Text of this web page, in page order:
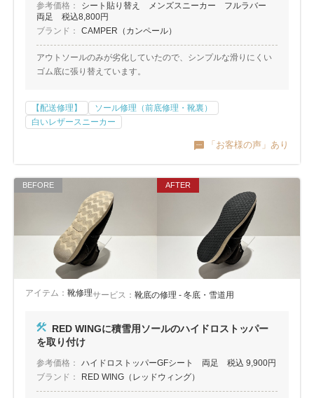
参考価格：
シート貼り替え メンズスニーカー フルラバー
両足 税込8,800円
ブランド：
CAMPER（カンペール）
アウトソールのみが劣化していたので、シンプルな滑りにくい
ゴム底に張り替えています。
【配送修理】
ソール修理（前底修理・靴裏）
白いレザースニーカー
「お客様の声」あり
アイテム： 靴修理サービス： 靴底の修理 - 冬底・雪道用
RED WINGに積雪用ソールのハイドロストッパー
を取り付け
参考価格：
ハイドロストッパーGFシート 両足 税込 9,900円
ブランド：
RED WING（レッドウィング）